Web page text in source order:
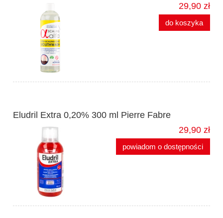
29,90 zł
do koszyka
Eludril Extra 0,20% 300 ml Pierre Fabre
29,90 zł
powiadom o dostępności